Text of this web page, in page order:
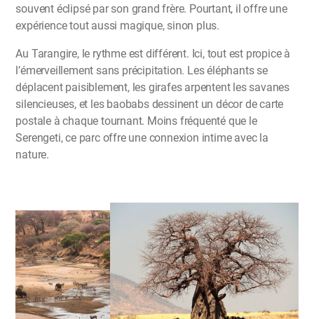
souvent éclipsé par son grand frère. Pourtant, il offre une
expérience tout aussi magique, sinon plus.
Au Tarangire, le rythme est différent. Ici, tout est propice à
l’émerveillement sans précipitation. Les éléphants se
déplacent paisiblement, les girafes arpentent les savanes
silencieuses, et les baobabs dessinent un décor de carte
postale à chaque tournant. Moins fréquenté que le
Serengeti, ce parc offre une connexion intime avec la
nature.